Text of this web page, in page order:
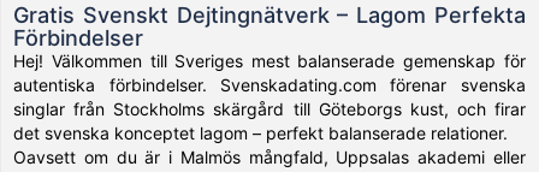
Gratis Svenskt Dejtingnätverk – Lagom Perfekta
Förbindelser
Hej! Välkommen till Sveriges mest balanserade gemenskap för
autentiska förbindelser. Svenskadating.com förenar svenska
singlar från Stockholms skärgård till Göteborgs kust, och firar
det svenska konceptet lagom – perfekt balanserade relationer.
Oavsett om du är i Malmös mångfald, Uppsalas akademi eller